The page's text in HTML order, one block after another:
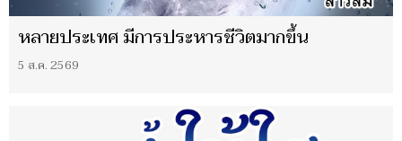
หลายประเทศ มีการประหารชีวิตมากขึ้น
5 ส.ค. 2569